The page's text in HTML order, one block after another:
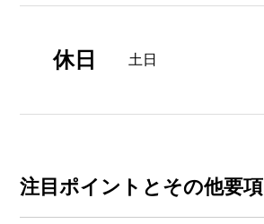
休日 土日
注⽬ポイントとその他要項